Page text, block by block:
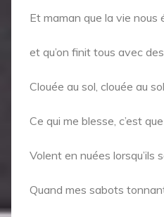
Et maman que la vie nous
et qu’on finit tous avec
Clouée au sol, clouée au
Ce qui me blesse, c’est
Volent en nuées lorsqu’ils
Quand mes sabots